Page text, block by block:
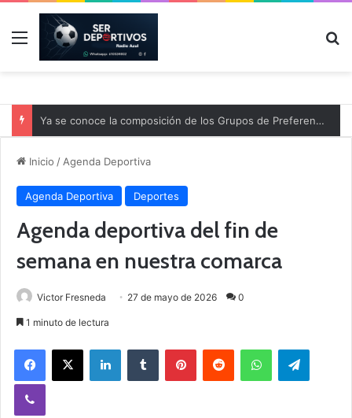
Menú
Ya se conoce la composición de los Grupos de Preferente y el calendario
Inicio / Agenda Deportiva
Agenda Deportiva Deportes
Agenda deportiva del fin de
semana en nuestra comarca
Victor Fresneda 27 de mayo de 2026 0
1 minuto de lectura